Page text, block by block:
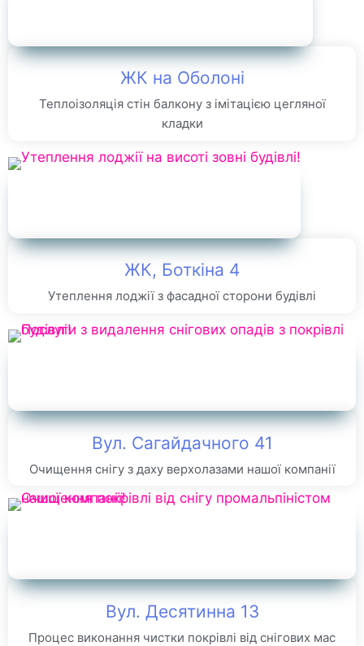
ЖК на Оболоні
Теплоізоляція стін балкону з імітацією цегляної
кладки
ЖК, Боткіна 4
Утеплення лоджії з фасадної сторони будівлі
Вул. Сагайдачного 41
Очищення снігу з даху верхолазами нашої компанії
Вул. Десятинна 13
Процес виконання чистки покрівлі від снігових мас